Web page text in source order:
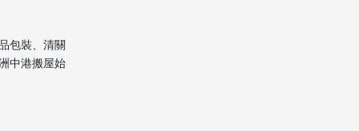
包裝、清關
中港搬屋始